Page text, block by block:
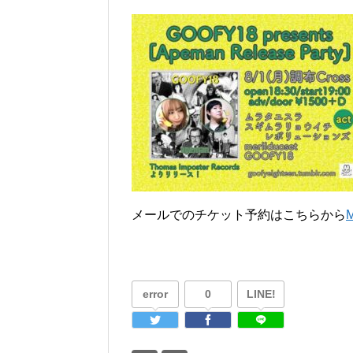
メールでのチケット予約はこちらから
error 0 LINE!